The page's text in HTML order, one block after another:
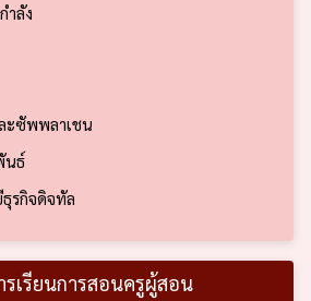
ำลัง
ะซัพพลาเชน
นธ์
ธุรกิจดิจทัล
รเรียนการสอนครูผู้สอน